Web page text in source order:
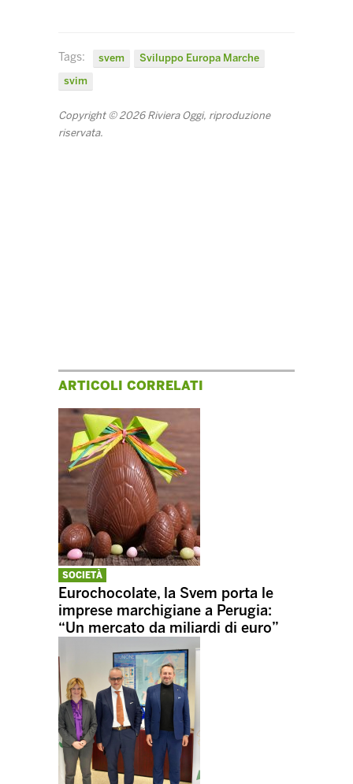
Tags: svem
Sviluppo Europa Marche
svim
Copyright © 2026 Riviera Oggi, riproduzione
riservata.
ARTICOLI CORRELATI
SOCIETÀ
Eurochocolate, la Svem porta le
imprese marchigiane a Perugia:
“Un mercato da miliardi di euro”